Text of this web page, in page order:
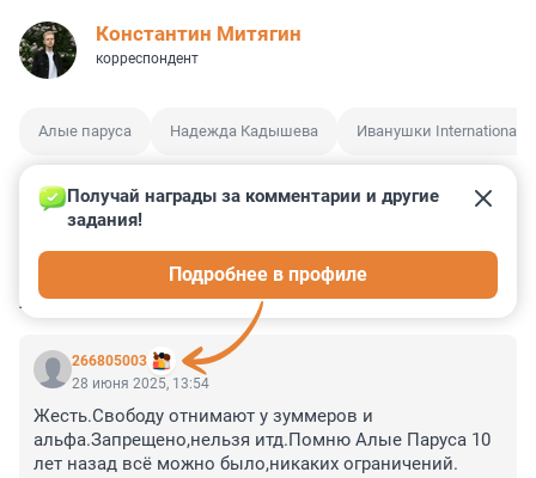
Константин Митягин
корреспондент
Алые паруса Надежда Кадышева Иванушки International
КОММЕНТАРИИ 206
266805003
Получай награды за комментарии и другие
задания!
Подробнее в профиле
28 июня 2025, 13:54
Жесть.Свободу отнимают у зуммеров и
альфа.Запрещено,нельзя итд.Помню Алые Паруса 10
лет назад всё можно было,никаких ограничений.